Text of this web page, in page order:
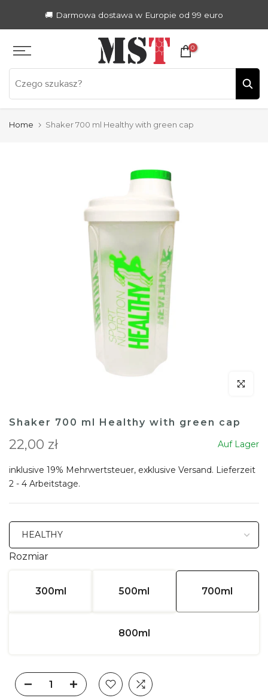
🚚 Darmowa dostawa w Europie od 99 euro
0
Home Shaker 700 ml Healthy with green cap
klicken
Shaker 700 ml Healthy with green cap
22,00 zł Auf Lager
inklusive 19% Mehrwertsteuer, exklusive Versand. Lieferzeit
2 - 4 Arbeitstage.
Rozmiar
300ml 500ml 700ml
800ml